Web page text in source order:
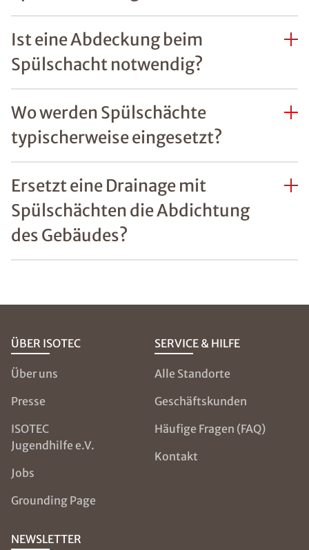
Ist eine Abdeckung beim
Spülschacht notwendig?
Wo werden Spülschächte
typischerweise eingesetzt?
Ersetzt eine Drainage mit
Spülschächten die Abdichtung
des Gebäudes?
ÜBER ISOTEC
Über uns
Presse
ISOTEC
Jugendhilfe e.V.
Jobs
Grounding Page
SERVICE & HILFE
Alle Standorte
Geschäftskunden
Häufige Fragen (FAQ)
Kontakt
NEWSLETTER